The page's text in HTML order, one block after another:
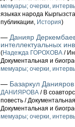
мемуары; очерки,
языках народа
публикации, История)
— Данияр
интеллектуальных
(Надежда ГОРОХОВА /
Документальная и
мемуары; очерки,
— Базаркул
ДАНИЯРОВА / В
повесть /
Документальная и
мемуары; очерки,